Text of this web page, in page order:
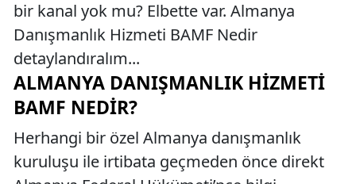
bir kanal yok mu? Elbette var. Almanya
Danışmanlık Hizmeti BAMF Nedir
detaylandıralım...
ALMANYA DANIŞMANLIK HIZMETI
BAMF NEDIR?
Herhangi bir özel Almanya danışmanlık
kuruluşu ile irtibata geçmeden önce direkt